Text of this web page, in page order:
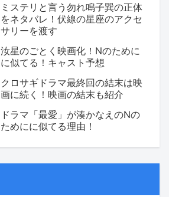
ミステリと言う勿れ鳴子巽の正体
をネタバレ！伏線の星座のアクセ
サリーを渡す
汝星のごとく映画化！Nのために
に似てる！キャスト予想
クロサギドラマ最終回の結末は映
画に続く！映画の結末も紹介
ドラマ「最愛」が湊かなえのNの
ためにに似てる理由！